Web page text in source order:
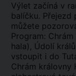
Výlet začíná v
balíčku.
můžete
Program:
hala), Údolí
vstoupit i do
Chrám královny